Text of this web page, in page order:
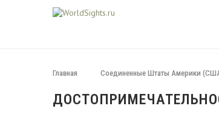
Главная Соединенные Штаты Америки